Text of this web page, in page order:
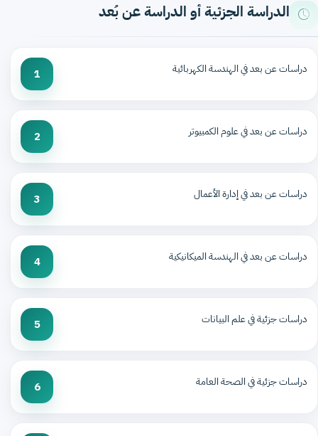
الدراسة الجزئية أو الدراسة عن بُعد
دراسات عن بعد في الهندسة الكهربائية 1
دراسات عن بعد في علوم الكمبيوتر 2
دراسات عن بعد في إدارة الأعمال 3
دراسات عن بعد في الهندسة الميكانيكية 4
دراسات جزئية في علم البيانات 5
دراسات جزئية في الصحة العامة 6